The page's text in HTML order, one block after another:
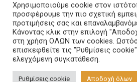
Στυλιανού Ζερβίδη 8-10
Κορδελιό Θεσ/νίκη
Email: info@doubipack.gr
Τηλ: 6951 929385, 6906755602
Χρησιμοποιούμε cookie στον
προσφέρουμε την πιο σχετική
προτιμήσεις σας και
Κάνοντας κλικ στην επιλογή
στη χρήση ΟΛΩΝ των cookies.
επισκεφθείτε τις "Ρυθμίσεις
ελεγχόμενη συγκατάθεση.
Ρυθμίσεις cookie Αποδοχή όλων